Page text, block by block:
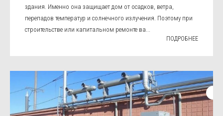
здания. Именно она защищает дом от осадков, ветра,
перепадов температур и солнечного излучения. Поэтому при
строительстве или капитальном ремонте ва...
ПОДРОБНЕЕ